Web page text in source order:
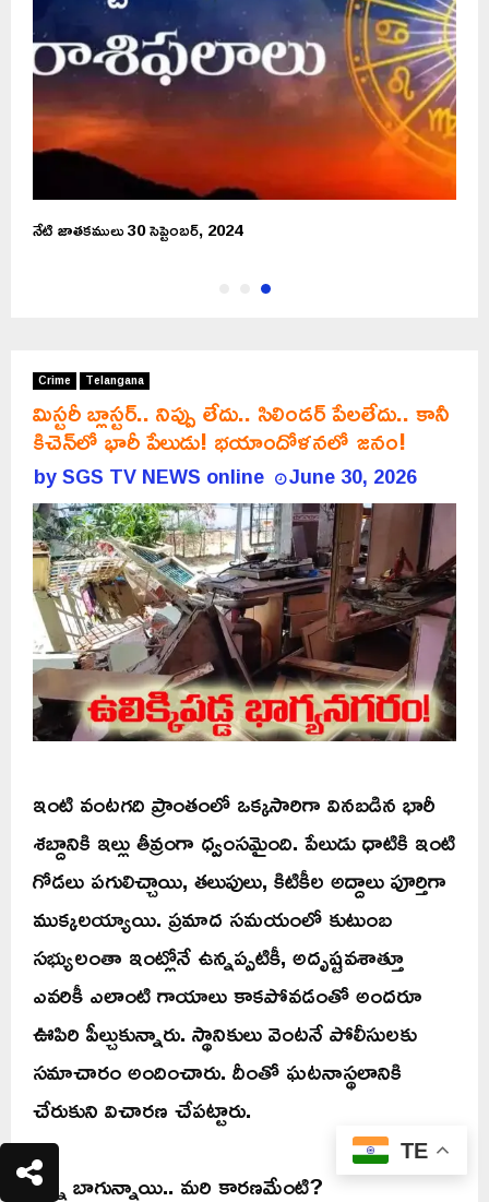
నేటి జాతకములు 30 సెప్టెంబర్, 2024
Crime Telangana
మిస్టరీ బ్లాస్టర్.. నిప్పు లేదు.. సిలిండర్ పేలలేదు.. కానీ
కిచెన్‌లో భారీ పేలుడు! భయాందోళనలో జనం!
bySGS TV NEWS online June 30, 2026
ఇంటి వంటగది ప్రాంతంలో ఒక్కసారిగా వినబడిన భారీ
శబ్దానికి ఇల్లు తీవ్రంగా ధ్వంసమైంది. పేలుడు ధాటికి ఇంటి
గోడలు పగులిచ్చాయి, తలుపులు, కిటికీల అద్దాలు పూర్తిగా
ముక్కలయ్యాయి. ప్రమాద సమయంలో కుటుంబ
సభ్యులంతా ఇంట్లోనే ఉన్నప్పటికీ, అదృష్టవశాత్తూ
ఎవరికీ ఎలాంటి గాయాలు కాకపోవడంతో అందరూ
ఊపిరి పీల్చుకున్నారు. స్థానికులు వెంటనే పోలీసులకు
సమాచారం అందించారు. దీంతో ఘటనాస్థలానికి
చేరుకుని విచారణ చేపట్టారు.
అన్నీ బాగున్నాయి.. మరి కారణమేంటి?
TE